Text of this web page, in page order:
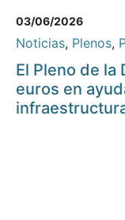
03/06/2026
Noticias, Plenos,
El Pleno de
euros en